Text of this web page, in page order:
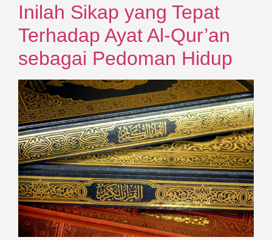
Inilah Sikap yang Tepat
Terhadap Ayat Al-Qur’an
sebagai Pedoman Hidup